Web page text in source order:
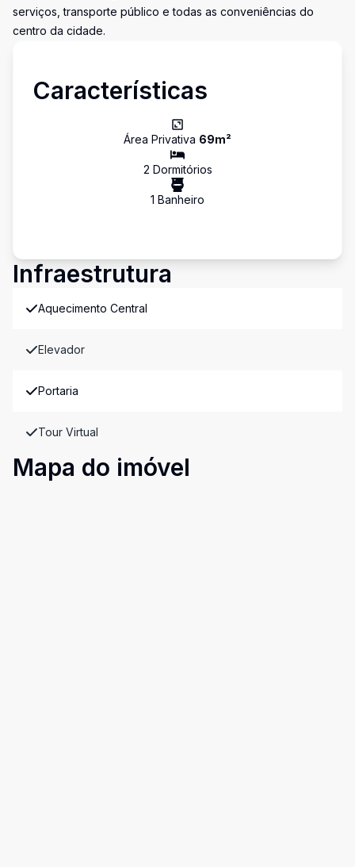
serviços, transporte público e todas as conveniências do
centro da cidade.
Características
Área Privativa 69m²
2 Dormitórios
1 Banheiro
Infraestrutura
Aquecimento Central
Elevador
Portaria
Tour Virtual
Mapa do imóvel